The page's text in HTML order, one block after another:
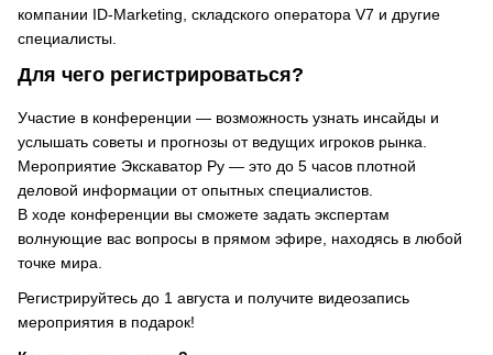
компании ID-Marketing, складского оператора V7 и другие
специалисты.
Для чего регистрироваться?
Участие в конференции — возможность узнать инсайды и
услышать советы и прогнозы от ведущих игроков рынка.
Мероприятие Экскаватор Ру — это до 5 часов плотной
деловой информации от опытных специалистов.
В ходе конференции вы сможете задать экспертам
волнующие вас вопросы в прямом эфире, находясь в любой
точке мира.
Регистрируйтесь до 1 августа и получите видеозапись
мероприятия в подарок!